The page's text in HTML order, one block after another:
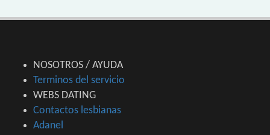
NOSOTROS / AYUDA
Terminos del servicio
WEBS DATING
Contactos lesbianas
Adanel